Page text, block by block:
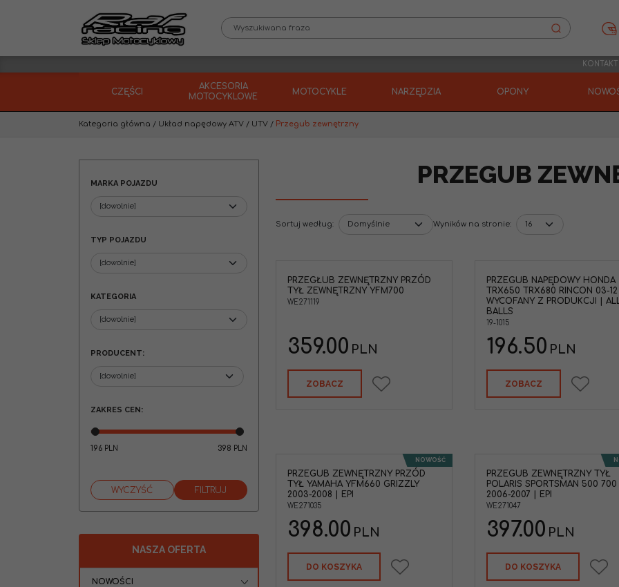
KONTAKT
CZĘŚCI
AKCESORIA
MOTOCYKLOWE
MOTOCYKLE NARZĘDZIA OPONY
Kategoria główna / Układ napędowy ATV / UTV / Przegub zewnętrzny
PRZEGUB
Sortuj według: Wyników na stronie:
PRZEGŁUB ZEWNĘTRZNY PRZÓD
TYŁ ZEWNĘTRZNY YFM700
WE271119
359.00 PLN
ZOBACZ
PRZEGUB NAPĘDOWY HONDA
TRX650 TRX680 RINCON 03-
WYCOFANY Z PRODUKCJI |
BALLS
19-1015
196.50 PLN
ZOBACZ
Przegub napędowy
zewnętrzny EPI do
TRX400 i TRX450 4x4.
Marka pojazdu
Typ Pojazdu
przód
NOWOŚĆ
PRZEGUB ZEWNĘTRZNY PRZÓD
TYŁ YAMAHA YFM660 GRIZZLY
2003-2008 | EPI
WE271035
398.00 PLN
DO KOSZYKA
PRZEGUB ZEWNĘTRZNY TYŁ
POLARIS SPORTSMAN 500
2006-2007 | EPI
WE271047
397.00 PLN
DO KOSZYKA
MARKA POJAZDU
TYP POJAZDU
KATEGORIA
PRODUCENT:
ZAKRES CEN:
196 PLN 398 PLN
NASZA OFERTA
NOWOŚCI